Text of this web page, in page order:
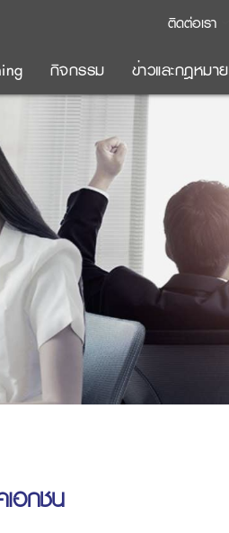
ติดต่อเรา
กิจกรรม ข่าวและกฎหมาย
อกชน